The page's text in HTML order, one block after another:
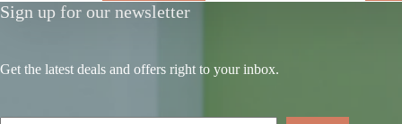
Sign up for our newsletter
Get the latest deals and offers right to your inbox.